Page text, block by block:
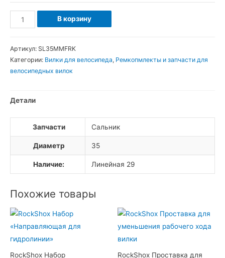
Количество
товара
для
В корзину
Артикул: SL35MMFRK
Категории: Вилки для велосипеда, Ремкопмлекты и запчасти для
велосипедных вилок
Детали
Запчасти Сальник
Диаметр 35
Наличие: Линейная 29
Похожие товары
RockShox Набор
RockShox Проставка для